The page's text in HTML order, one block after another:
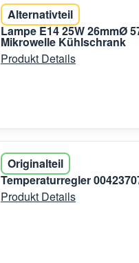
Alternativteil
Lampe E14 25W 26mmØ
Mikrowelle Kühlschrank
Produkt Details
Originalteil
Temperaturregler
Produkt Details